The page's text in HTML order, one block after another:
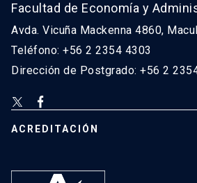
Facultad de Economía y
Avda. Vicuña Mackenna 4860,
Teléfono: +56 2 2354 4303
Dirección de Postgrado: +56 2
ACREDITACIÓN